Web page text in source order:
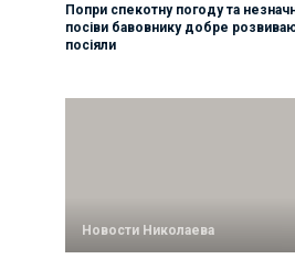
Попри спекотну погоду та
посіви бавовнику добре
посіяли
Новости Николаева